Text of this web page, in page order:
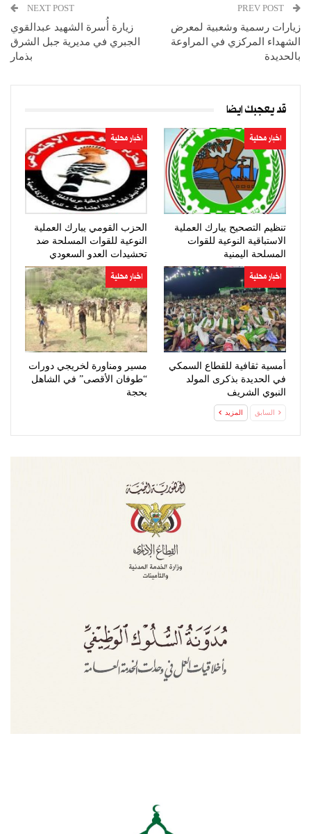
زيارات رسمية وشعبية لمعرض
الشهداء المركزي في المراوعة
بالحديدة
NEXT POST
زيارة أُسرة الشهيد عبدالقوي
الجبري في مديرية جبل الشرق
بذمار
قد يعجبك ايضا
اخبار محلية
تنظيم التصحيح يبارك العملية
الاستباقية النوعية للقوات
المسلحة اليمنية
اخبار محلية
الحزب القومي يبارك العملية
النوعية للقوات المسلحة ضد
تحشيدات العدو السعودي
اخبار محلية
أمسية ثقافية للقطاع السمكي
في الحديدة بذكرى المولد
النبوي الشريف
اخبار محلية
مسير ومناورة لخريجي دورات
“طوفان الأقصى” في الشاهل
بحجة
السابق المزيد